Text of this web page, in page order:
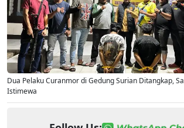
Dua Pelaku Curanmor di Gedung Surian Ditangkap,
Istimewa